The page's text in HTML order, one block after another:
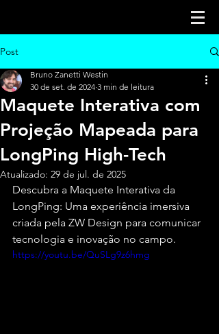
Post
Maquete Interativa com
Projeção Mapeada para
LongPing High-Tech
Bruno Zanetti Westin
30 de set. de 2024 3 min de leitura
Atualizado: 29 de jul. de 2025
Descubra a Maquete Interativa da
LongPing: Uma experiência imersiva
criada pela ZW Design para comunicar
tecnologia e inovação no campo.
https://youtu.be/QuSLg9z6hmg